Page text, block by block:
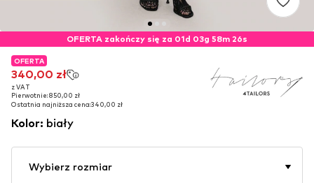
OFERTA zakończy się za 01d 03g 58m 25s
OFERTA
340,00 zł
z VAT
Pierwotnie: 850,00 zł
Ostatnia najniższa cena:340,00 zł
OFERTA
340,00 zł
z VAT
Pierwotnie: 850,00 zł
Ostatnia najniższa cena:340,00 zł
Kolor: biały
Wybierz rozmiar